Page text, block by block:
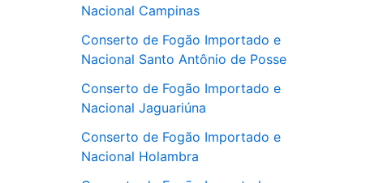
Nacional Campinas
Conserto de Fogão Importado e
Nacional Santo Antônio de Posse
Conserto de Fogão Importado e
Nacional Jaguariúna
Conserto de Fogão Importado e
Nacional Holambra